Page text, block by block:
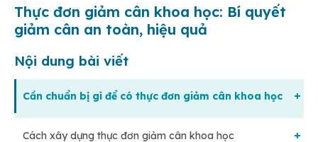
Thuận Mỹ
Thực đơn giảm cân khoa học: Bí quyết
giảm cân an toàn, hiệu quả
Nội dung bài viết
Cần chuẩn bị gì để có thực đơn giảm cân khoa học
Kiên định với việc giảm cân khoa học
Cách xây dựng thực đơn giảm cân khoa học